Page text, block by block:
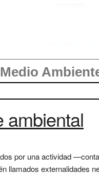
ambiental
por una actividad
externalidades